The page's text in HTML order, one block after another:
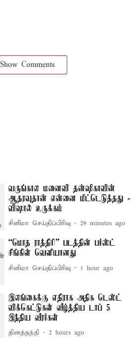
Show Comments
வருங்கால மனைவி தன்ஷிகாவின்
ஆதரவுதான் என்னை மீட்டெடுத்தது -
விஷால் உருக்கம்
சினிமா செய்திப்பிரிவு 29 minutes ago
“மொத ராத்திரி” படத்தின் பர்ஸ்ட்
சிங்கிள் வெளியானது
சினிமா செய்திப்பிரிவு 1 hour ago
இலங்கைக்கு எதிராக அதிக டெஸ்ட்
விக்கெட்டுகள் வீழ்த்திய டாப் 5
இந்திய வீரர்கள்
தினத்தந்தி 2 hours ago